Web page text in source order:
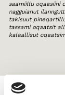
saamiillu oqaasiini
nagguianut
takisuut
tassami oqaatsit
kalaallisut